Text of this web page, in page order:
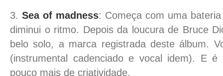
3. Sea of madness: Começa com uma
diminui o ritmo. Depois da loucura de Bruce
belo solo, a marca registrada deste álbum.
(instrumental cadenciado e vocal idem). E
pouco mais de criatividade.